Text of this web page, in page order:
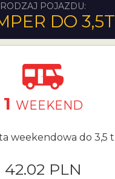
RODZAJ POJAZDU:
DO 3,5T
1 WEEKEND
weekendowa do 3,5 t
42.02 PLN